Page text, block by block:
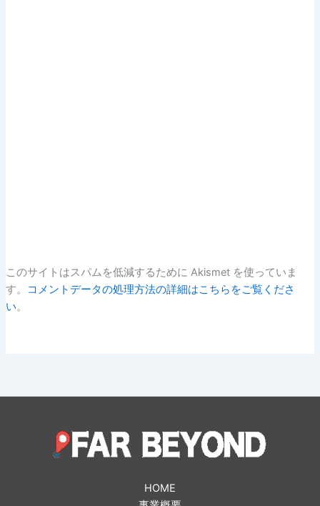
このサイトはスパムを低減するために Akismet を使っていま
す。
コメントデータの処理方法の詳細はこちらをご覧くださ
い。
HOME